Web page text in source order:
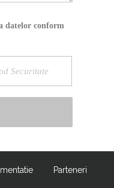
datelor conform
Parteneri